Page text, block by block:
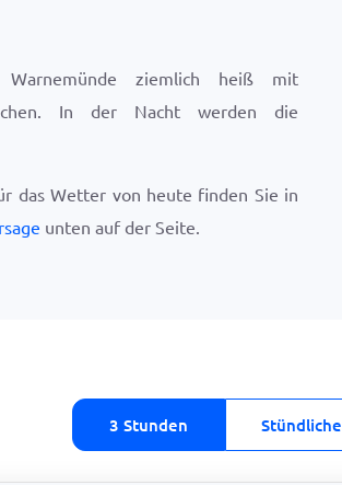
ziemlich heiß mit
In der Nacht werden die
das Wetter von heute finden Sie in
unten auf der Seite.
3 Stunden Stündliche